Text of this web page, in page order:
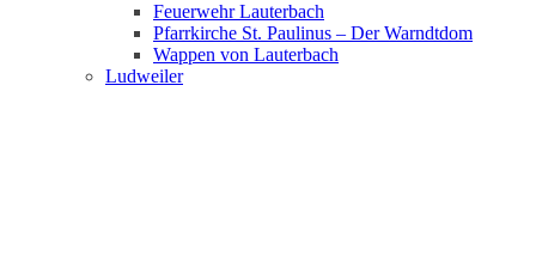
Feuerwehr Lauterbach
Pfarrkirche St. Paulinus – Der Warndtdom
Wappen von Lauterbach
Ludweiler